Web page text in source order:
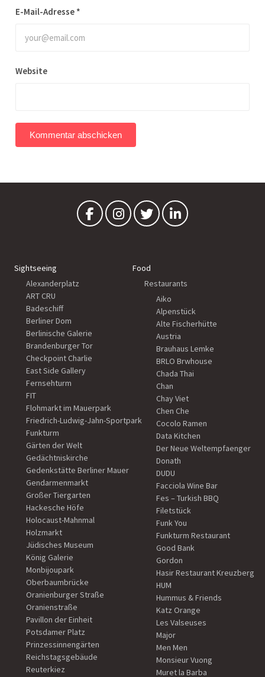
E-Mail-Adresse *
Website
Sightseeing
Alexanderplatz
ART CRU
Badeschiff
Berliner Dom
Berlinische Galerie
Brandenburger Tor
Checkpoint Charlie
East Side Gallery
Fernsehturm
FIT
Flohmarkt im Mauerpark
Friedrich-Ludwig-Jahn-Sportpark
Funkturm
Gärten der Welt
Gedächtniskirche
Gedenkstätte Berliner Mauer
Gendarmenmarkt
Großer Tiergarten
Hackesche Höfe
Holocaust-Mahnmal
Holzmarkt
Jüdisches Museum
König Galerie
Monbijoupark
Oberbaumbrücke
Oranienburger Straße
Oranienstraße
Pavillon der Einheit
Potsdamer Platz
Prinzessinnengärten
Reichstagsgebäude
Reuterkiez
Food
Restaurants
Aiko
Alpenstück
Alte Fischerhütte
Austria
Brauhaus Lemke
BRLO Brwhouse
Chada Thai
Chan
Chay Viet
Chen Che
Cocolo Ramen
Data Kitchen
Der Neue Weltempfaenger
Donath
DUDU
Facciola Wine Bar
Fes – Turkish BBQ
Filetstück
Funk You
Funkturm Restaurant
Good Bank
Gordon
Hasir Restaurant Kreuzberg
HUM
Hummus & Friends
Katz Orange
Les Valseuses
Major
Men Men
Monsieur Vuong
Muret la Barba